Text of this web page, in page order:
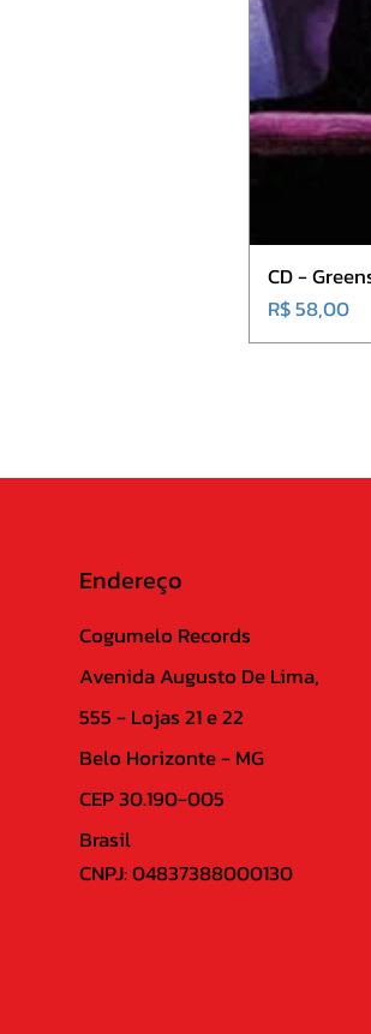
CD -
Preço
R$ 58,00
Endereço
Cogumelo Records
Avenida Augusto De Lima,
555 - Lojas 21 e 22
Belo Horizonte - MG
CEP 30.190-005
Brasil
CNPJ: 04837388000130